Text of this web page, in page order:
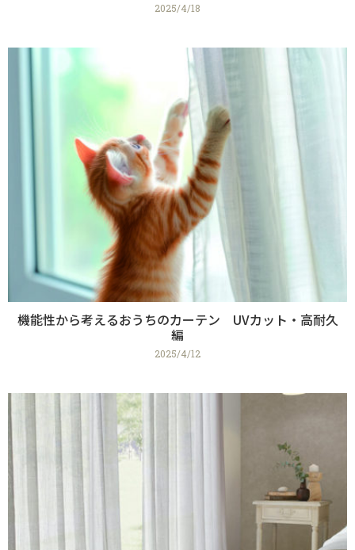
2025/4/18
機能性から考えるおうちのカーテン UVカット・高耐久
編
2025/4/12